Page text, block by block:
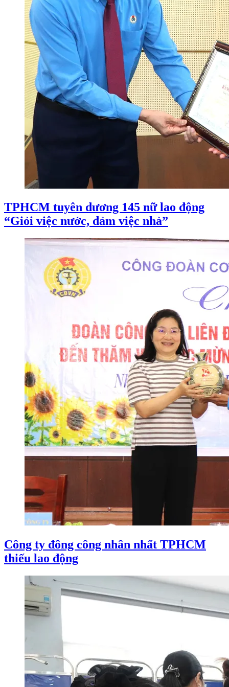
TPHCM tuyên dương 145 nữ lao động
“Giỏi việc nước, đảm việc nhà”
Công ty đông công nhân nhất TPHCM
thiếu lao động